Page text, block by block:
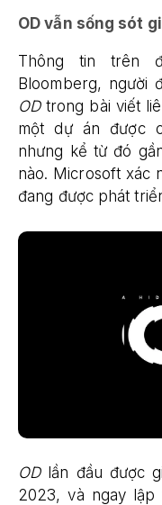
OD vẫn sống sót
Thông tin trên
Bloomberg, người
ODtrong bài viết
một dự án được
nhưng kể từ đó
nào. Microsoft xác
đang được phát
ODlần đầu được
2023, và ngay lập